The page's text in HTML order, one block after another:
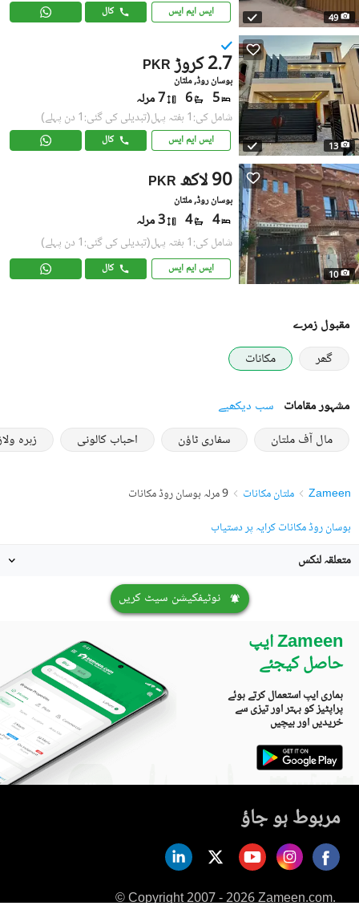
49 ایس ایم ایس کال
13
PKR 2.7 کروڑ
بوسان روڈ, ملتان
5
6 7 مرلہ
شامل کی:1 ہفتہ پہل (تبدیلی کی گئی:1 دن پہلے)
ایس ایم ایس کال
10
PKR 90 لاکھ
بوسان روڈ, ملتان
4
4 3 مرلہ
شامل کی:1 ہفتہ پہل (تبدیلی کی گئی:1 دن پہلے)
ایس ایم ایس کال
مقبول زمرے
گھر
مکانات
مشہور مقامات سب دیکھیے
مال آف ملتان
سفاری ٹاؤن احباب کالونی زہرہ
Zameen ملتان مکانات
9 مرلہ بوسان روڈ مکانات
بوسان روڈ مکانات کرایہ پر دستیاب
متعلقہ لنکس
نوٹیفکیشن سیٹ کریں
Zameen ایپ
حاصل کیجئے
ہماری ایپ استعمال کرتے ہوئے
پراپٹیز کو بہتر اور تیزی سے
خریدیں اور بیچیں
مربوط ہو جاؤ
© Copyright 2007 - 2026 Zameen.com.